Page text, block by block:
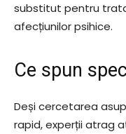
substitut pentru
afecțiunilor psihice.
Ce spun
Deși cercetarea
rapid, experții atrag